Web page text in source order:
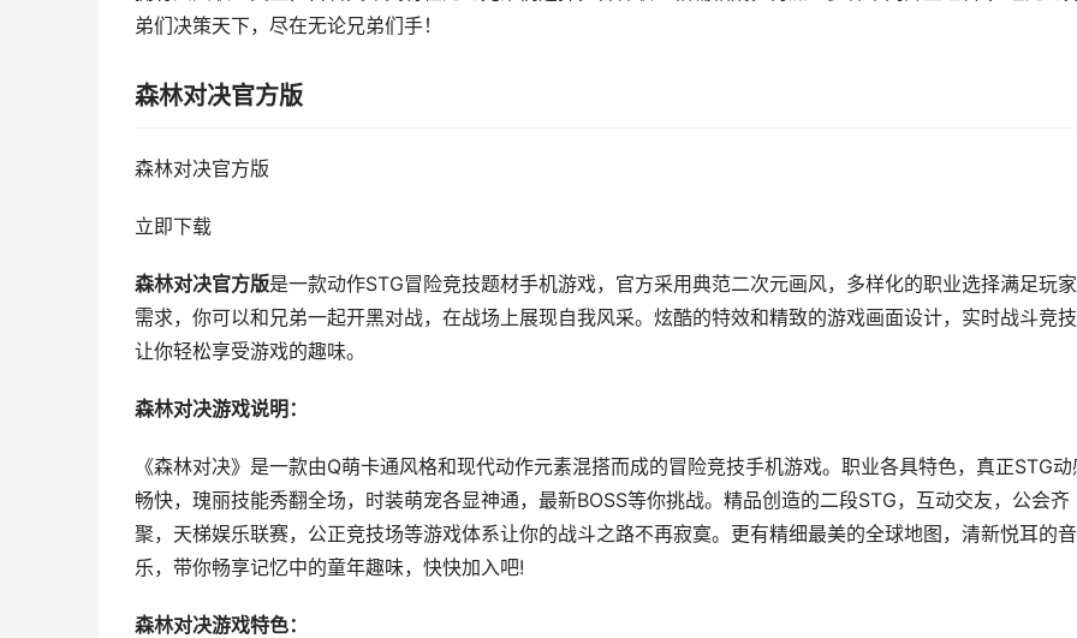
弟们决策天下，尽在无论兄弟们手！
森林对决官方版
森林对决官方版
立即下载
森林对决官方版是一款动作STG冒险竞技题材手机游戏，官方采用典范二次元画风，多样化的职业选择满足玩
需求，你可以和兄弟一起开黑对战，在战场上展现自我风采。炫酷的特效和精致的游戏画面设计，实时战斗竞技
让你轻松享受游戏的趣味。
森林对决游戏说明：
《森林对决》是一款由Q萌卡通风格和现代动作元素混搭而成的冒险竞技手机游戏。职业各具特色，真正STG动
畅快，瑰丽技能秀翻全场，时装萌宠各显神通，最新BOSS等你挑战。精品创造的二段STG，互动交友，公会齐
聚，天梯娱乐联赛，公正竞技场等游戏体系让你的战斗之路不再寂寞。更有精细最美的全球地图，清新悦耳的音
乐，带你畅享记忆中的童年趣味，快快加入吧!
森林对决游戏特色：